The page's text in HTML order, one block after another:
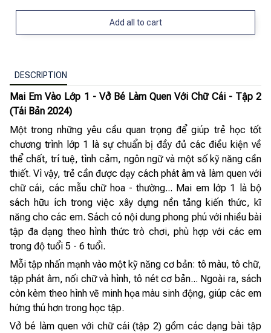
Add all to cart
DESCRIPTION
Mai Em Vào Lớp 1 - Vở Bé Làm Quen Với Chữ Cái - Tập 2
(Tái Bản 2024)
Một trong những yêu cầu quan trọng để giúp trẻ học tốt
chương trình lớp 1 là sự chuẩn bị đầy đủ các điều kiện về
thể chất, trí tuệ, tình cảm, ngôn ngữ và một số kỹ năng cần
thiết. Vì vậy, trẻ cần được dạy cách phát âm và làm quen với
chữ cái, các mẫu chữ hoa - thường... Mai em lớp 1 là bộ
sách hữu ích trong việc xây dựng nền tảng kiến thức, kĩ
năng cho các em. Sách có nội dung phong phú với nhiều bài
tập đa dạng theo hình thức trò chơi, phù hợp với các em
trong độ tuổi 5 - 6 tuổi.
Mỗi tập nhấn mạnh vào một kỹ năng cơ bản: tô màu, tô chữ,
tập phát âm, nối chữ và hình, tô nét cơ bản... Ngoài ra, sách
còn kèm theo hình vẽ minh họa màu sinh động, giúp các em
hứng thú hơn trong học tập.
Vở bé làm quen với chữ cái (tập 2) gồm các dạng bài tập